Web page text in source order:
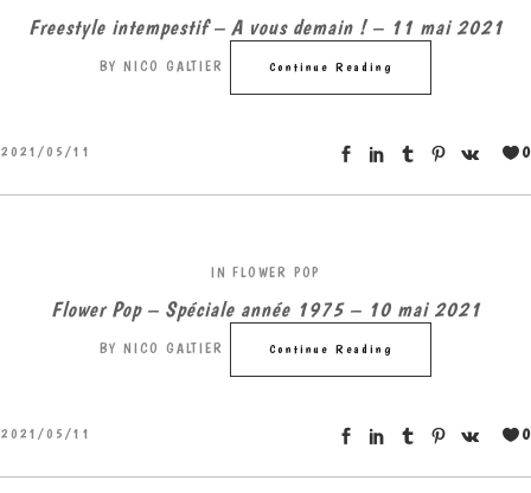
Freestyle intempestif – A vous demain ! – 11 mai 2021
BY NICO GALTIER Continue Reading
2021/05/11 0
IN FLOWER POP
Flower Pop – Spéciale année 1975 – 10 mai 2021
BY NICO GALTIER Continue Reading
2021/05/11 0